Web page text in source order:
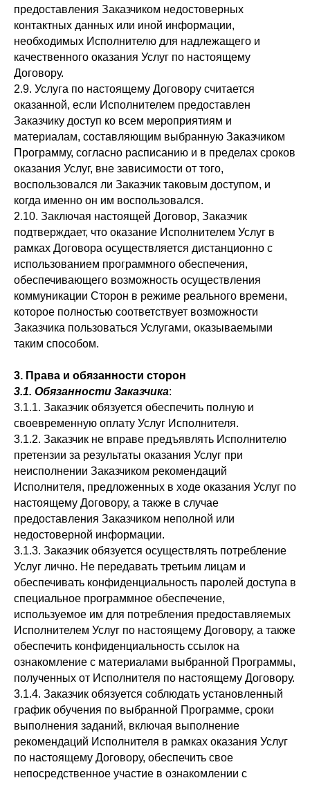
предоставления Заказчиком недостоверных
контактных данных или иной информации,
необходимых Исполнителю для надлежащего и
качественного оказания Услуг по настоящему
Договору.
2.9. Услуга по настоящему Договору считается
оказанной, если Исполнителем предоставлен
Заказчику доступ ко всем мероприятиям и
материалам, составляющим выбранную Заказчиком
Программу, согласно расписанию и в пределах сроков
оказания Услуг, вне зависимости от того,
воспользовался ли Заказчик таковым доступом, и
когда именно он им воспользовался.
2.10. Заключая настоящей Договор, Заказчик
подтверждает, что оказание Исполнителем Услуг в
рамках Договора осуществляется дистанционно с
использованием программного обеспечения,
обеспечивающего возможность осуществления
коммуникации Сторон в режиме реального времени,
которое полностью соответствует возможности
Заказчика пользоваться Услугами, оказываемыми
таким способом.
3. Права и обязанности сторон
3.1. Обязанности Заказчика:
3.1.1. Заказчик обязуется обеспечить полную и
своевременную оплату Услуг Исполнителя.
3.1.2. Заказчик не вправе предъявлять Исполнителю
претензии за результаты оказания Услуг при
неисполнении Заказчиком рекомендаций
Исполнителя, предложенных в ходе оказания Услуг по
настоящему Договору, а также в случае
предоставления Заказчиком неполной или
недостоверной информации.
3.1.3. Заказчик обязуется осуществлять потребление
Услуг лично. Не передавать третьим лицам и
обеспечивать конфиденциальность паролей доступа в
специальное программное обеспечение,
используемое им для потребления предоставляемых
Исполнителем Услуг по настоящему Договору, а также
обеспечить конфиденциальность ссылок на
ознакомление с материалами выбранной Программы,
полученных от Исполнителя по настоящему Договору.
3.1.4. Заказчик обязуется соблюдать установленный
график обучения по выбранной Программе, сроки
выполнения заданий, включая выполнение
рекомендаций Исполнителя в рамках оказания Услуг
по настоящему Договору, обеспечить свое
непосредственное участие в ознакомлении с